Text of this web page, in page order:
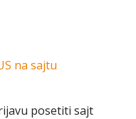
na sajtu
posetiti sajt